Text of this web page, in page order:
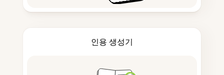
인용 생성기